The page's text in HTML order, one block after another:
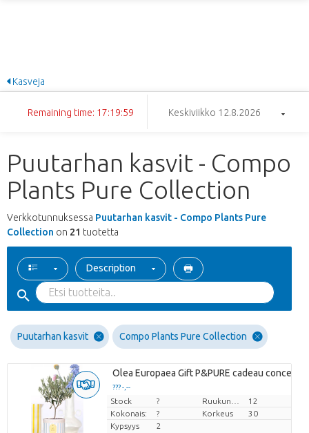
Kasveja
Remaining time: 17:19:59 Keskiviikko 12.8.2026
Puutarhan kasvit - Compo
Plants Pure Collection
Verkkotunnuksessa Puutarhan kasvit - Compo Plants Pure
Collection on 21 tuotetta
Description
Puutarhan kasvit Compo Plants Pure Collection
Olea Europaea Gift P&PURE cadeau concept:
??? -,--
Hinta per kappale
Stock ?
12
Kokonais:
? Korkeus
30
Kypsyys
2